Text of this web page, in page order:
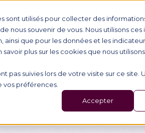
utilisés pour collecter des
nous souvenir de vous. Nous utilisons ces
que pour les données et les
plus sur les cookies que nous
pas suivies lors de votre visite sur ce site.
vos préférences.
Accepter
STUDENTS PROGRAMME